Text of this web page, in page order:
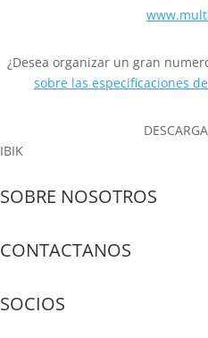
¿Desea organizar un gran
sobre las especificaciones
IBIK
SOBRE NOSOTROS
CONTACTANOS
SOCIOS